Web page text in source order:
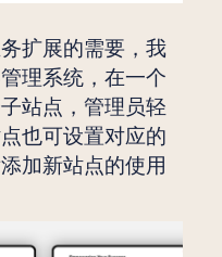
扩展的需要，我
理系统，在一个
站点，管理员轻
也可设置对应的
加新站点的使用